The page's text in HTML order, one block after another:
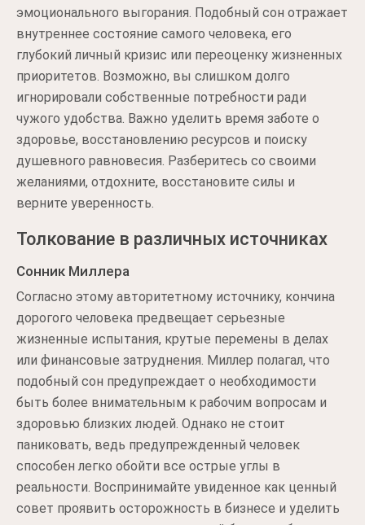
эмоционального выгорания. Подобный сон отражает
внутреннее состояние самого человека, его
глубокий личный кризис или переоценку жизненных
приоритетов. Возможно, вы слишком долго
игнорировали собственные потребности ради
чужого удобства. Важно уделить время заботе о
здоровье, восстановлению ресурсов и поиску
душевного равновесия. Разберитесь со своими
желаниями, отдохните, восстановите силы и
верните уверенность.
Толкование в различных источниках
Сонник Миллера
Согласно этому авторитетному источнику, кончина
дорогого человека предвещает серьезные
жизненные испытания, крутые перемены в делах
или финансовые затруднения. Миллер полагал, что
подобный сон предупреждает о необходимости
быть более внимательным к рабочим вопросам и
здоровью близких людей. Однако не стоит
паниковать, ведь предупрежденный человек
способен легко обойти все острые углы в
реальности. Воспринимайте увиденное как ценный
совет проявить осторожность в бизнесе и уделить